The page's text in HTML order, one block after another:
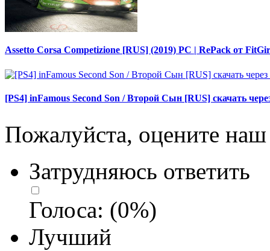
Assetto Corsa Competizione [RUS] (2019) PC | RePack от
[PS4] inFamous Second Son / Второй Сын [RUS] скачать
Пожалуйста, оцените наш
Затрудняюсь ответить
Голоса: (0%)
Лучший